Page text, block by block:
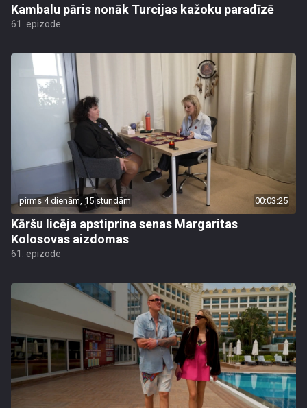
Kambalu pāris nonāk Turcijas kažoku paradīzē
61. epizode
pirms 4 dienām, 15 stundām 00:03:25
Kāršu licēja apstiprina senas Margaritas
Kolosovas aizdomas
61. epizode